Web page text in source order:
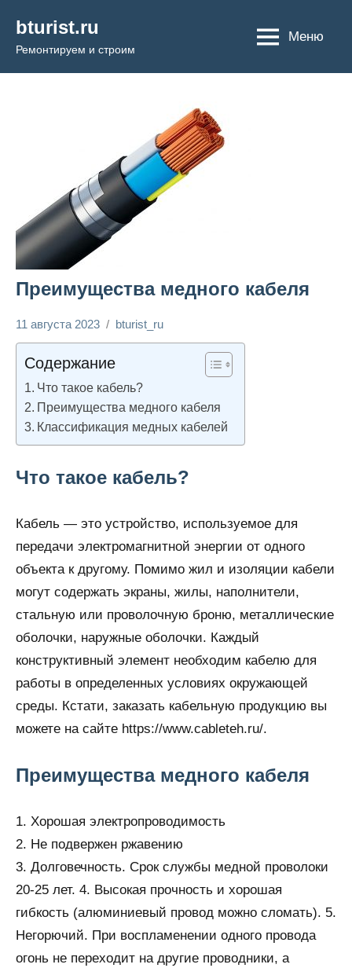
содержимому
bturist.ru
Ремонтируем и строим
Меню
Преимущества медного кабеля
ремонтируем
11 августа 2023 bturist_ru
комментариев
Содержание
Что такое кабель?
Преимущества медного кабеля
Классификация медных кабелей
Что такое кабель?
Кабель — это устройство, используемое для
передачи электромагнитной энергии от одного
объекта к другому. Помимо жил и изоляции кабели
могут содержать экраны, жилы, наполнители,
стальную или проволочную броню, металлические
оболочки, наружные оболочки. Каждый
конструктивный элемент необходим кабелю для
работы в определенных условиях окружающей
среды. Кстати, заказать кабельную продукцию вы
можете на сайте https://www.cableteh.ru/.
Преимущества медного кабеля
1. Хорошая электропроводимость
2. Не подвержен ржавению
3. Долговечность. Срок службы медной проволоки
20-25 лет. 4. Высокая прочность и хорошая
гибкость (алюминиевый провод можно сломать). 5.
Негорючий. При воспламенении одного провода
огонь не переходит на другие проводники, а